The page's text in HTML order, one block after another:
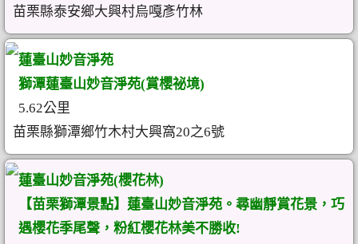
苗栗縣泰安鄉大興村烏嘎彥竹林
蓮臺山妙音淨苑
獅潭蓮臺山妙音淨苑(賞櫻祕境)
5.62公里
苗栗縣獅潭鄉竹木村大興窩20之6號
蓮臺山妙音淨苑(櫻花林)
【苗栗獅潭景點】蓮臺山妙音淨苑。尋幽靜賞花景，巧
遇櫻花季尾聲，粉紅櫻花林美不勝收!